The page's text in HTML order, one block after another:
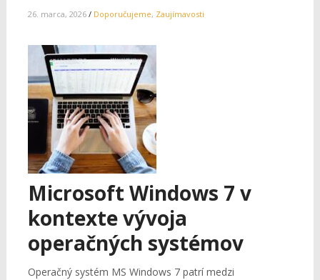
26. marca, 2026 / Doporučujeme, Zaujímavosti
Microsoft Windows 7 v
kontexte vývoja
operačných systémov
Operačný systém MS Windows 7 patrí medzi